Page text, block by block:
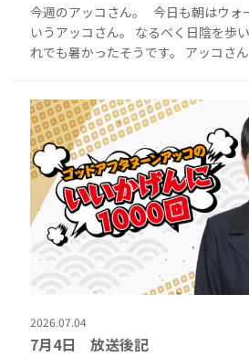
今週のアッコさん。 今日も朝はウォ
いうアッコさん。 なるべく日陰を歩
れでも暑かったそうです。 アッコさ
2026.07.04
7月4日 放送後記